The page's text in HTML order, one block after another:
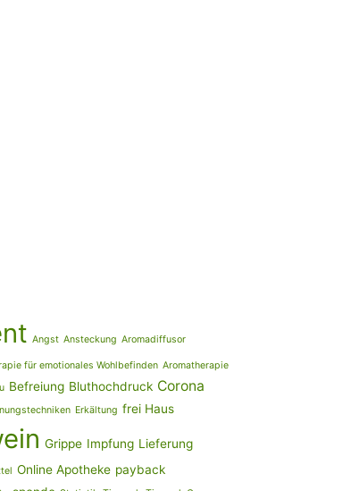
Angst Ansteckung Aromadiffusor
für emotionales Wohlbefinden Aromatherapie
Befreiung Bluthochdruck Corona
Erkältung frei Haus
Grippe Impfung Lieferung
Online Apotheke payback